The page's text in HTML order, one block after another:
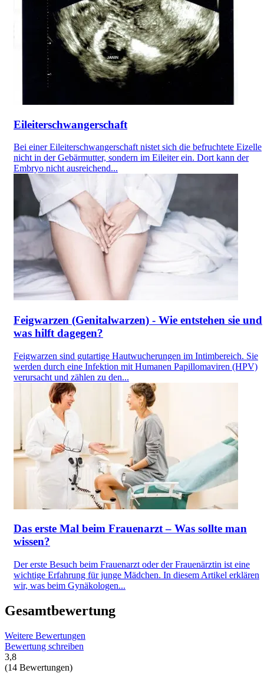
Eileiterschwangerschaft
Bei einer Eileiterschwangerschaft nistet sich die befruchtete Eizelle
nicht in der Gebärmutter, sondern im Eileiter ein. Dort kann der
Embryo nicht ausreichend...
Feigwarzen (Genitalwarzen) - Wie entstehen sie und
was hilft dagegen?
Feigwarzen sind gutartige Hautwucherungen im Intimbereich. Sie
werden durch eine Infektion mit Humanen Papillomaviren (HPV)
verursacht und zählen zu den...
Das erste Mal beim Frauenarzt – Was sollte man
wissen?
Der erste Besuch beim Frauenarzt oder der Frauenärztin ist eine
wichtige Erfahrung für junge Mädchen. In diesem Artikel erklären
wir, was beim Gynäkologen...
Gesamtbewertung
Weitere Bewertungen
Bewertung schreiben
3,8
(14 Bewertungen)